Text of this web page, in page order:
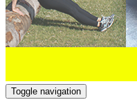
Toggle navigation